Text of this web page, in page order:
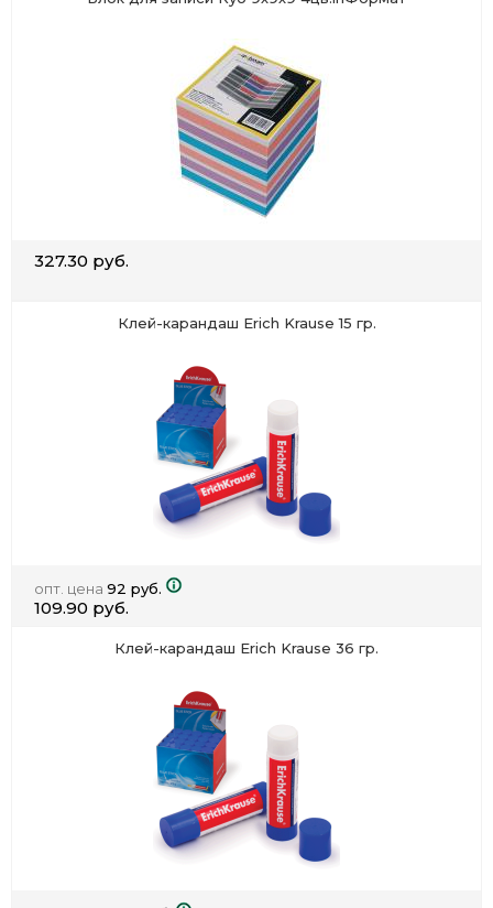
327.30 руб.
Клей-карандаш Erich Krause 15 гр.
опт. цена 92 руб.
109.90 руб.
Клей-карандаш Erich Krause 36 гр.